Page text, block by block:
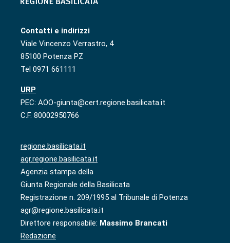
Contatti e indirizzi
Viale Vincenzo Verrastro, 4
85100 Potenza PZ
Tel 0971 661111
URP
PEC: AOO-giunta@cert.regione.basilicata.it
C.F. 80002950766
regione.basilicata.it
agr.regione.basilicata.it
Agenzia stampa della
Giunta Regionale della Basilicata
Registrazione n. 209/1995 al Tribunale di Potenza
agr@regione.basilicata.it
Direttore responsabile: Massimo Brancati
Redazione